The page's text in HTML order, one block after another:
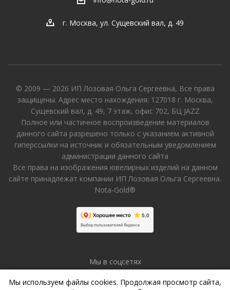
г. Москва, ул. Сущевский вал, д. 49
© 2009 — 2026 ИП Лозовая Ольга Сергеевна, Все права
защищены. Адрес место нахождения: 127018 г. Москва,
Сущевский вал, д. 49, 7 этаж, офис 702, БЦ JAZZ
Полное или частичное воспроизведение материалов
данного сайта разрешено только с указанием активной
гиперссылки на источник и обязательным уведомлением
администрации данного сайта
Все права на изображения ювелирных изделий на данном
сайте принадлежат компании ИП Лозовая Ольга Сергеевна.
Nota-Gold®
Мы в соцсетях
Мы используем файлы cookies. Продолжая просмотр сайта,